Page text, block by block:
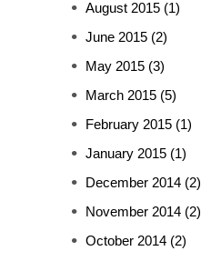
August 2015 (1)
June 2015 (2)
May 2015 (3)
March 2015 (5)
February 2015 (1)
January 2015 (1)
December 2014 (2)
November 2014 (2)
October 2014 (2)